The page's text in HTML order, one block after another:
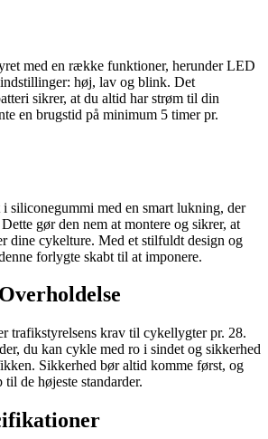
med en række funktioner, herunder LED
høj, lav og blink. Det
sikrer, at du altid har strøm til din
en brugstid på minimum 5 timer pr.
siliconegummi med en smart lukning, der
gør den nem at montere og sikrer, at
dine cykelture. Med et stilfuldt design og
forlygte skabt til at imponere.
trafikstyrelsens krav til cykellygter pr. 28.
du kan cykle med ro i sindet og sikkerhed
Sikkerhed bør altid komme først, og
de højeste standarder.